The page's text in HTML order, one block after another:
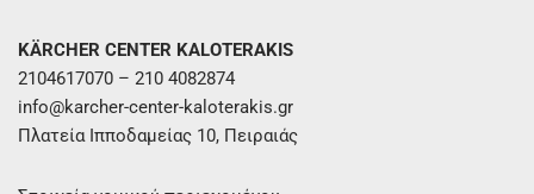
KÄRCHER CENTER KALOTERAKIS
2104617070 – 210 4082874
info@karcher-center-kaloterakis.gr
Πλατεία Ιπποδαμείας 10, Πειραιάς